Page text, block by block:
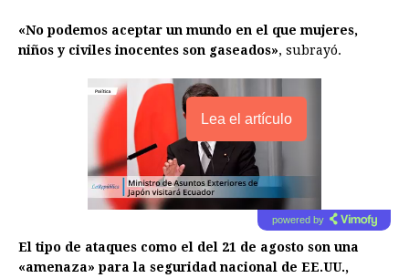
«No podemos aceptar un mundo en el que mujeres,
niños y civiles inocentes son gaseados», subrayó.
Lea el artículo
powered by
El tipo de ataques como el del 21 de agosto son una
«amenaza» para la seguridad nacional de EE.UU.,